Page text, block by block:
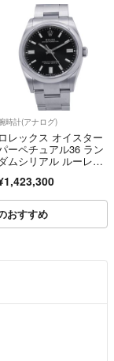
時計(アナログ)
ロレックス オイスター
ーペチュアル36 ラン
ムシリアル ルーレッ
計 黒文字盤
おすすめ